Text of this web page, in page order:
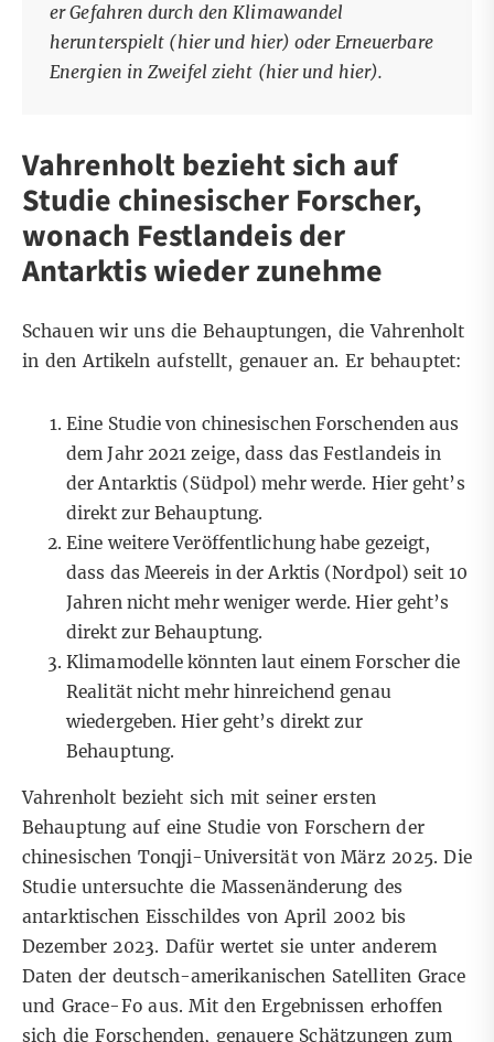
er Gefahren durch den Klimawandel
herunterspielt (hierund hier) oder Erneuerbare
Energien in Zweifel zieht (hierund hier).
Vahrenholt bezieht sich auf
Studie chinesischer Forscher,
wonach Festlandeis der
Antarktis wieder zunehme
Schauen wir uns die Behauptungen, die Vahrenholt
in den Artikeln aufstellt, genauer an. Er behauptet:
Eine Studie von chinesischen Forschenden aus
dem Jahr 2021 zeige, dass das Festlandeis in
der Antarktis (Südpol) mehr werde. Hier geht’s
direkt zur Behauptung.
Eine weitere Veröffentlichung habe gezeigt,
dass das Meereis in der Arktis (Nordpol) seit 10
Jahren nicht mehr weniger werde.Hier geht’s
direkt zur Behauptung.
Klimamodelle könnten laut einem Forscher die
Realität nicht mehr hinreichend genau
wiedergeben.Hier geht’s direkt zur
Behauptung.
Vahrenholt bezieht sich mit seiner ersten
Behauptung auf eine Studie von Forschern der
chinesischen Tonqji-Universität von März 2025. Die
Studieuntersuchte die Massenänderung des
antarktischen Eisschildes von April 2002 bis
Dezember 2023. Dafür wertet sie unter anderem
Daten der deutsch-amerikanischen Satelliten Grace
und Grace-Fo aus. Mit den Ergebnissen erhoffen
sich die Forschenden, genauere Schätzungen zum